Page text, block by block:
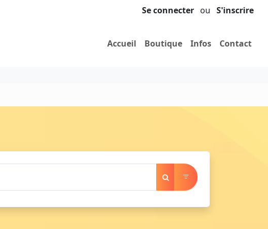
Se connecter ou S'inscrire
Accueil Boutique Infos Contact